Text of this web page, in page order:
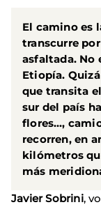
El camino es
transcurre
asfaltada. No
Etiopía.
que transita
sur del país
flores…,
recorren, en
kilómetros
más
Javier Sobrini,